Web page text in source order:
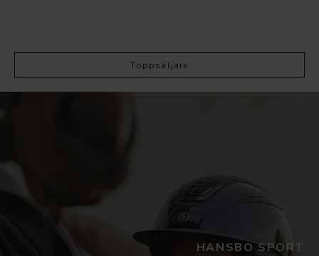
Toppsäljare
HANSBO SPORT